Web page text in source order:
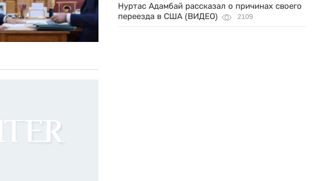
Нуртас Адамбай рассказал о причинах своего
переезда в США (ВИДЕО)
2109